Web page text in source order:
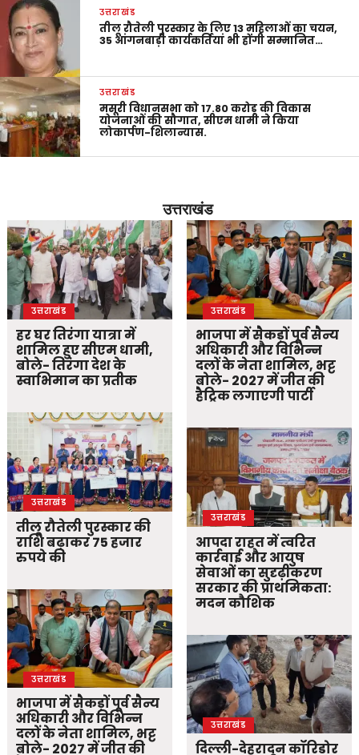
उत्तराखंड
तीलू रौतेली पुरस्कार के लिए 13 महिलाओं का चयन,
35 आंगनबाड़ी कार्यकर्तियां भी होंगी सम्मानित…
उत्तराखंड
मसूरी विधानसभा को 17.80 करोड़ की विकास
योजनाओं की सौगात, सीएम धामी ने किया
लोकार्पण-शिलान्यास.
उत्तराखंड
उत्तराखंड
हर घर तिरंगा यात्रा में
शामिल हुए सीएम धामी,
बोले- तिरंगा देश के
स्वाभिमान का प्रतीक
उत्तराखंड
तीलू रौतेली पुरस्कार की
राशि बढ़ाकर 75 हजार
रुपये की
उत्तराखंड
भाजपा में सैकड़ों पूर्व सैन्य
अधिकारी और विभिन्न
दलों के नेता शामिल, भट्ट
बोले- 2027 में जीत की
उत्तराखंड
भाजपा में सैकड़ों पूर्व सैन्य
अधिकारी और विभिन्न
दलों के नेता शामिल, भट्ट
बोले- 2027 में जीत की
हैट्रिक लगाएगी पार्टी
उत्तराखंड
आपदा राहत में त्वरित
कार्रवाई और आयुष
सेवाओं का सुदृढ़ीकरण
सरकार की प्राथमिकता:
मदन कौशिक
उत्तराखंड
दिल्ली-देहरादून कॉरिडोर